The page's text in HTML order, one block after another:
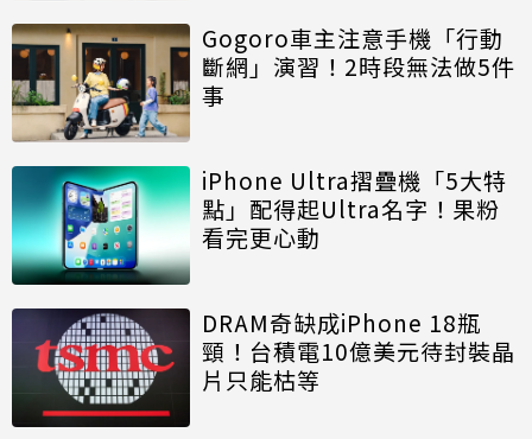
Gogoro車主注意手機「行動
斷網」演習！2時段無法做5件
事
iPhone Ultra摺疊機「5大特
點」配得起Ultra名字！果粉
看完更心動
DRAM奇缺成iPhone 18瓶
頸！台積電10億美元待封裝晶
片只能枯等